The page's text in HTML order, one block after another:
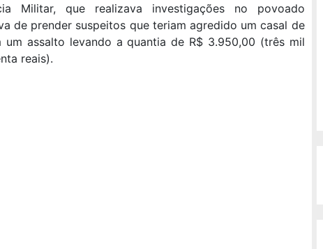
Militar, que realizava investigações no povoado
de prender suspeitos que teriam agredido um casal de
um assalto levando a quantia de R$ 3.950,00 (três mil
reais).